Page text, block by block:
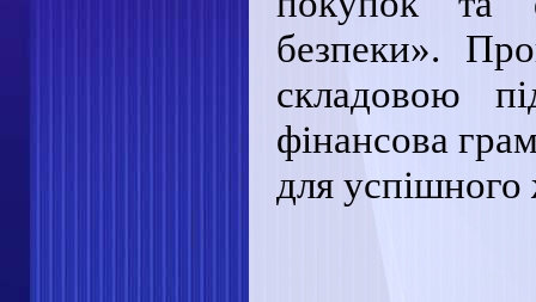
безпеки».
складовою
фінансова
для успішного